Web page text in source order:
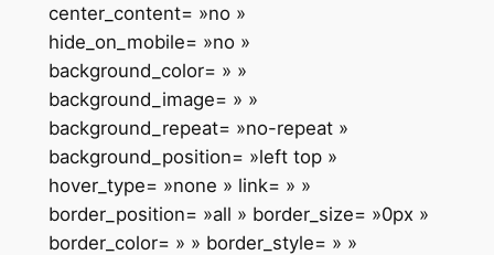
center_content= »no »
hide_on_mobile= »no »
background_color= » »
background_image= » »
background_repeat= »no-repeat »
background_position= »left top »
hover_type= »none » link= » »
border_position= »all » border_size= »0px »
border_color= » » border_style= » »